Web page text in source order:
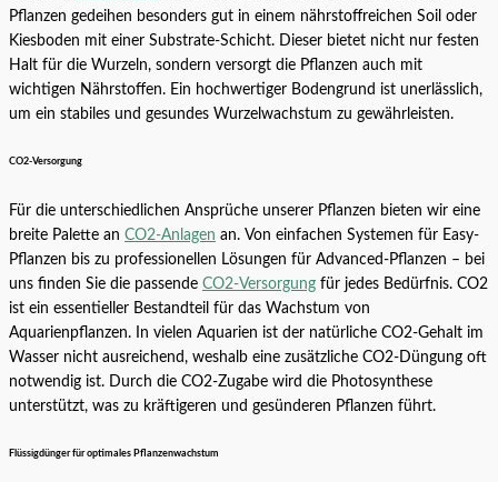
Pflanzen gedeihen besonders gut in einem nährstoffreichen Soil oder
Kiesboden mit einer Substrate-Schicht. Dieser bietet nicht nur festen
Halt für die Wurzeln, sondern versorgt die Pflanzen auch mit
wichtigen Nährstoffen. Ein hochwertiger Bodengrund ist unerlässlich,
um ein stabiles und gesundes Wurzelwachstum zu gewährleisten.
CO2-Versorgung
Für die unterschiedlichen Ansprüche unserer Pflanzen bieten wir eine
breite Palette an CO2-Anlagen an. Von einfachen Systemen für Easy-
Pflanzen bis zu professionellen Lösungen für Advanced-Pflanzen – bei
uns finden Sie die passende CO2-Versorgung für jedes Bedürfnis. CO2
ist ein essentieller Bestandteil für das Wachstum von
Aquarienpflanzen. In vielen Aquarien ist der natürliche CO2-Gehalt im
Wasser nicht ausreichend, weshalb eine zusätzliche CO2-Düngung oft
notwendig ist. Durch die CO2-Zugabe wird die Photosynthese
unterstützt, was zu kräftigeren und gesünderen Pflanzen führt.
Flüssigdünger für optimales Pflanzenwachstum